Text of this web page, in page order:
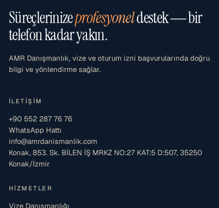
Süreçlerinizeprofesyoneldestek — bir
telefon kadar yakın.
AMR Danışmanlık, vize ve oturum izni başvurularında doğru
bilgi ve yönlendirme sağlar.
İLETIŞIM
+90 552 287 76 76
WhatsApp Hattı
info@amrdanismanlik.com
Konak, 853. Sk. BİLEN İŞ MRKZ NO:27 KAT:5 D:507, 35250
Konak/İzmir
HIZMETLER
Vize Danışmanlığı